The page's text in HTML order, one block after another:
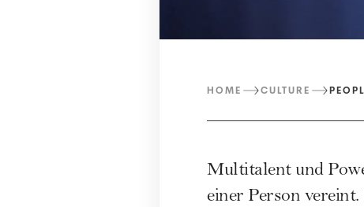
HOME CULTURE
Multitalent und
einer Person